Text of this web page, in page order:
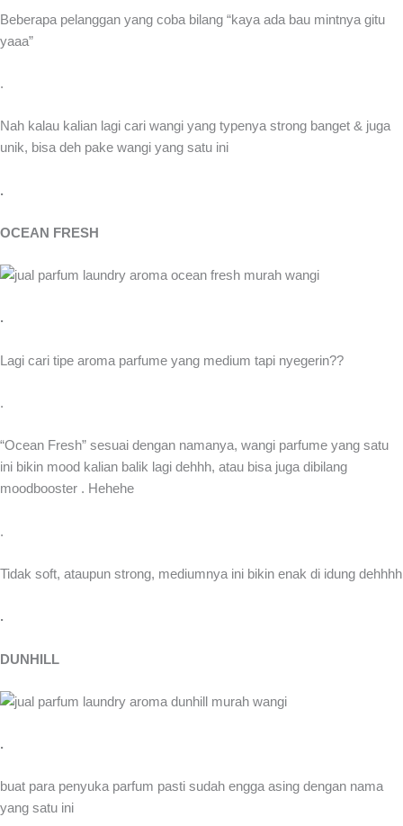
Beberapa pelanggan yang coba bilang “kaya ada bau mintnya gitu
yaaa”
.
Nah kalau kalian lagi cari wangi yang typenya strong banget & juga
unik, bisa deh pake wangi yang satu ini
.
OCEAN FRESH
.
Lagi cari tipe aroma parfume yang medium tapi nyegerin??
.
“Ocean Fresh” sesuai dengan namanya, wangi parfume yang satu
ini bikin mood kalian balik lagi dehhh, atau bisa juga dibilang
moodbooster . Hehehe
.
Tidak soft, ataupun strong, mediumnya ini bikin enak di idung dehhhh
.
DUNHILL
.
buat para penyuka parfum pasti sudah engga asing dengan nama
yang satu ini